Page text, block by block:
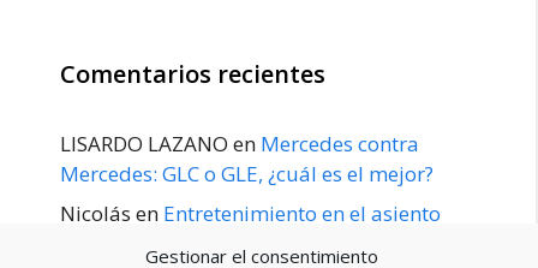
Gestionar el consentimiento
Comentarios recientes
LISARDO LAZANO en Mercedes contra
Mercedes: GLC o GLE, ¿cuál es el mejor?
Nicolás en Entretenimiento en el asiento
trasero para el GLE / GLS disponible a